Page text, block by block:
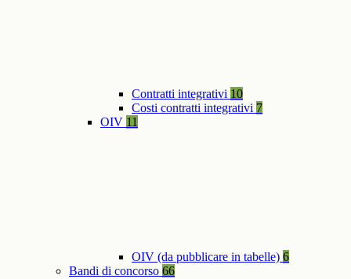
Contratti integrativi 10
Costi contratti integrativi 7
OIV 11
OIV (da pubblicare in tabelle) 6
Bandi di concorso 66